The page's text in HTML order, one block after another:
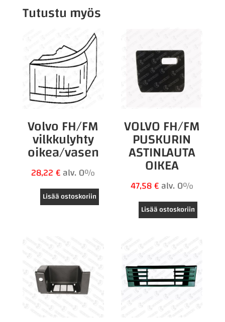
Tutustu myös
Volvo FH/FM
vilkkulyhty
oikea/vasen
28,22€alv. 0%
Lisää ostoskoriin
VOLVO FH/FM
PUSKURIN
ASTINLAUTA
OIKEA
47,58€alv. 0%
Lisää ostoskoriin